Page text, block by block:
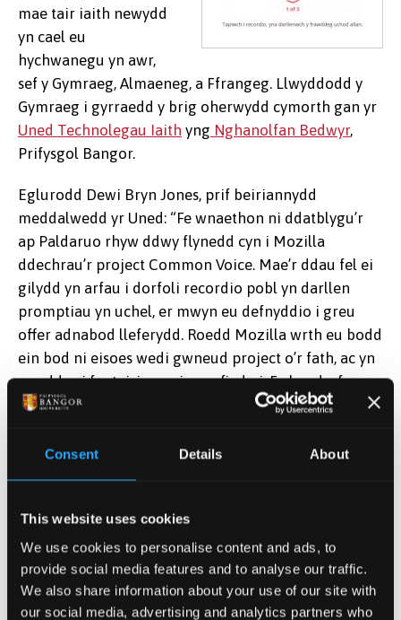
Consent Details About
This website uses cookies
We use cookies to personalise content and ads, to
provide social media features and to analyse our traffic.
We also share information about your use of our site with
our social media, advertising and analytics partners who
mae tair iaith newydd
yn cael eu
hychwanegu yn awr,
sef y Gymraeg, Almaeneg, a Ffrangeg. Llwyddodd y
Gymraeg i gyrraedd y brig oherwydd cymorth gan yr
Uned Technolegau Iaith yng Nghanolfan Bedwyr,
Prifysgol Bangor.
Eglurodd Dewi Bryn Jones, prif beiriannydd
meddalwedd yr Uned: “Fe wnaethon ni ddatblygu’r
ap Paldaruo rhyw ddwy flynedd cyn i Mozilla
ddechrau’r project Common Voice. Mae’r ddau fel ei
gilydd yn arfau i dorfoli recordio pobl yn darllen
promptiau yn uchel, er mwyn eu defnyddio i greu
offer adnabod lleferydd. Roedd Mozilla wrth eu bodd
ein bod ni eisoes wedi gwneud project o’r fath, ac yn
awyddus i fanteisio ar ein profiad ni. Fe benderfynon
ni gydweithio â nhw felly, a rhoi ein holl bromptiau
bromptiau Cymraeg. Dyna sut mae’r Gymraeg yn un
o’u hieithoedd cyntaf nhw yn y project yma, yn
Mae Mozilla yn awr yn gwahodd unrhyw un i
recordio eu lleisiau ar wefan Common Voice.
Cyfeiriad y wefan yw :https://voice.mozilla.org/cyac
mae’r ap ar gael o